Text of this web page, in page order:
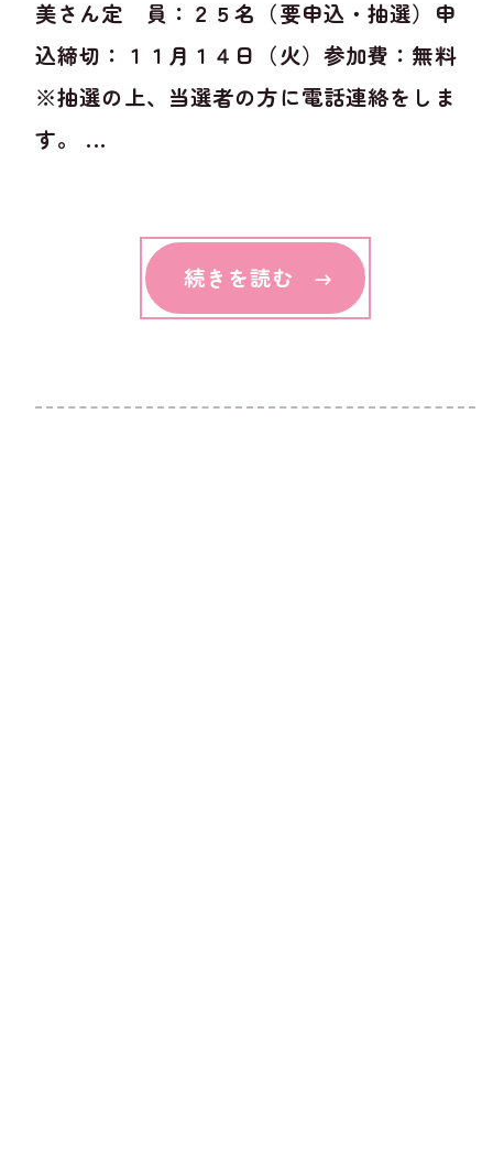
美さん定 員：２５名（要申込・抽選）申
込締切：１１月１４日（火）参加費：無料
※抽選の上、当選者の方に電話連絡をしま
す。 ...
続きを読む